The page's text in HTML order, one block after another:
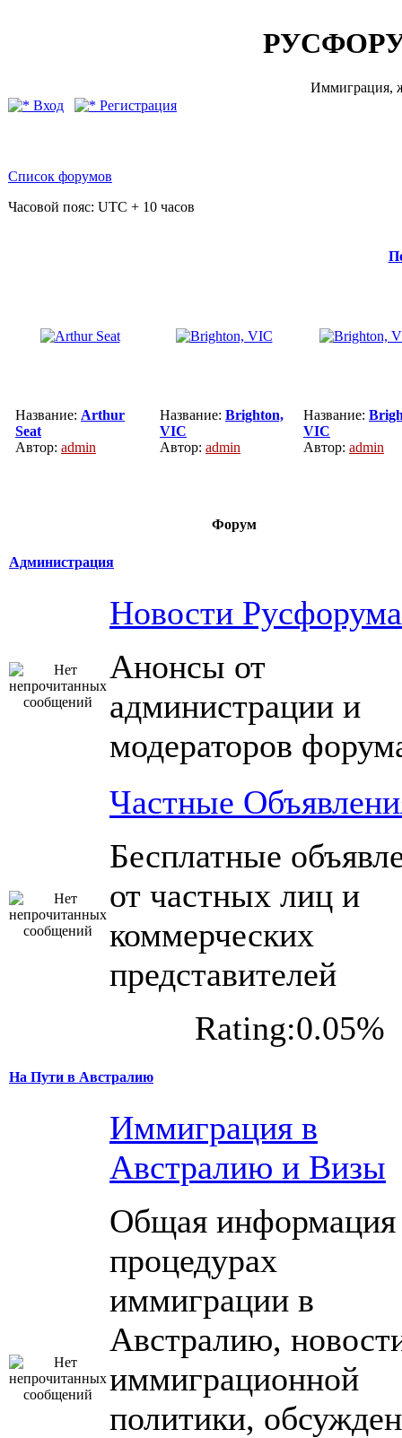
Иммиграция,
Вход
Регистрация
Список форумов
Часовой пояс: UTC + 10 часов
Название: Arthur
Seat
Автор: admin
Название: Brighton,
VIC
Автор: admin
Название:
VIC
Автор: admin
Форум
Администрация
Новости Русфорума
Анонсы от
администрации и
модераторов
Частные
Бесплатные
от частных лиц и
коммерческих
представителей
Rating:0.05%
На Пути в Австралию
Иммиграция в
Австралию и Визы
Общая информация
процедурах
иммиграции в
Австралию,
иммиграционной
политики,